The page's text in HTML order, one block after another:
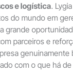
e logística.
do mundo em
grande
parceiros e
genuinamente
com o que há